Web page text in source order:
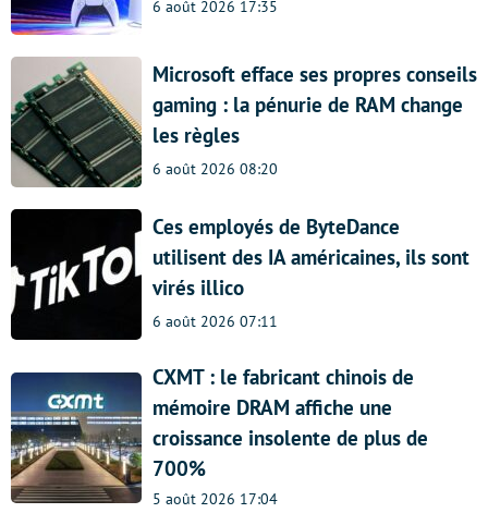
6 août 2026 17:35
Microsoft efface ses propres conseils
gaming : la pénurie de RAM change
les règles
6 août 2026 08:20
Ces employés de ByteDance
utilisent des IA américaines, ils sont
virés illico
6 août 2026 07:11
CXMT : le fabricant chinois de
mémoire DRAM affiche une
croissance insolente de plus de
700%
5 août 2026 17:04